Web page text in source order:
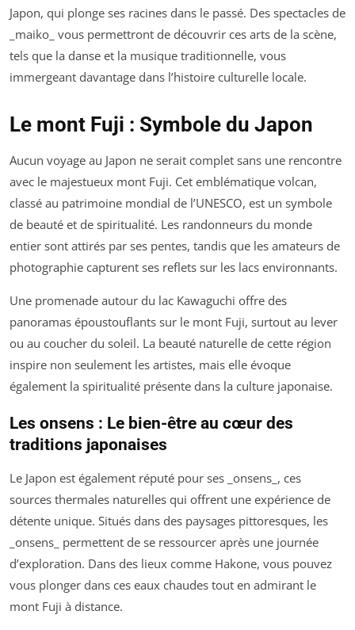
Japon, qui plonge ses racines dans le passé. Des spectacles de
_maiko_ vous permettront de découvrir ces arts de la scène,
tels que la danse et la musique traditionnelle, vous
immergeant davantage dans l’histoire culturelle locale.
Le mont Fuji : Symbole du Japon
Aucun voyage au Japon ne serait complet sans une rencontre
avec le majestueux mont Fuji. Cet emblématique volcan,
classé au patrimoine mondial de l’UNESCO, est un symbole
de beauté et de spiritualité. Les randonneurs du monde
entier sont attirés par ses pentes, tandis que les amateurs de
photographie capturent ses reflets sur les lacs environnants.
Une promenade autour du lac Kawaguchi offre des
panoramas époustouflants sur le mont Fuji, surtout au lever
ou au coucher du soleil. La beauté naturelle de cette région
inspire non seulement les artistes, mais elle évoque
également la spiritualité présente dans la culture japonaise.
Les onsens : Le bien-être au cœur des
traditions japonaises
Le Japon est également réputé pour ses _onsens_, ces
sources thermales naturelles qui offrent une expérience de
détente unique. Situés dans des paysages pittoresques, les
_onsens_ permettent de se ressourcer après une journée
d’exploration. Dans des lieux comme Hakone, vous pouvez
vous plonger dans ces eaux chaudes tout en admirant le
mont Fuji à distance.